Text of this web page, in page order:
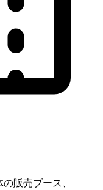
販売ブース、